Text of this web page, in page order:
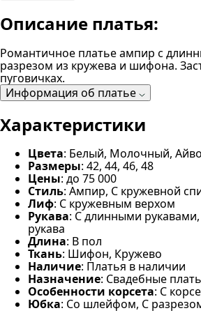
Описание платья:
Романтичное платье ампир с
разрезом из кружева и шифона.
пуговичках.
Информация об платье
Характеристики
Цвета: Белый, Молочный,
Размеры: 42, 44, 46, 48
Цены: до 75 000
Стиль: Ампир, С кружевной
Лиф: С кружевным верхом
Рукава: С длинными
рукава
Длина: В пол
Ткань: Шифон, Кружево
Наличие: Платья в наличии
Назначение: Свадебные
Особенности корсета: С
Юбка: Со шлейфом, С